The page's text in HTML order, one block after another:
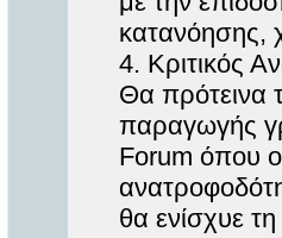
κατανόησης,
4. Κριτικός
Θα πρότεινα
παραγωγής
Forum όπου
θα ενίσχυε